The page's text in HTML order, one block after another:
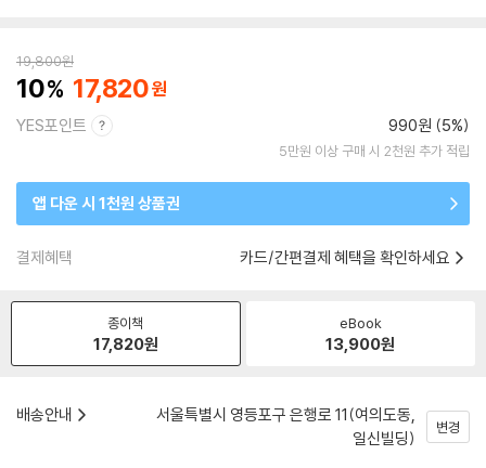
19,800원
10 17,820
YES포인트 990원 (5%)
5만원 이상 구매 시 2천원 추가 적립
앱 다운 시 1천원 상품권
결제혜택 카드/간편결제 혜택을 확인하세요
종이책
17,820원
eBook
13,900원
배송안내
서울특별시 영등포구 은행로 11(여의도동,
일신빌딩)
변경